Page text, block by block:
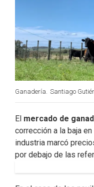
Ganadería. Santiago
El mercado de
corrección a la baja
industria marcó
por debajo de las